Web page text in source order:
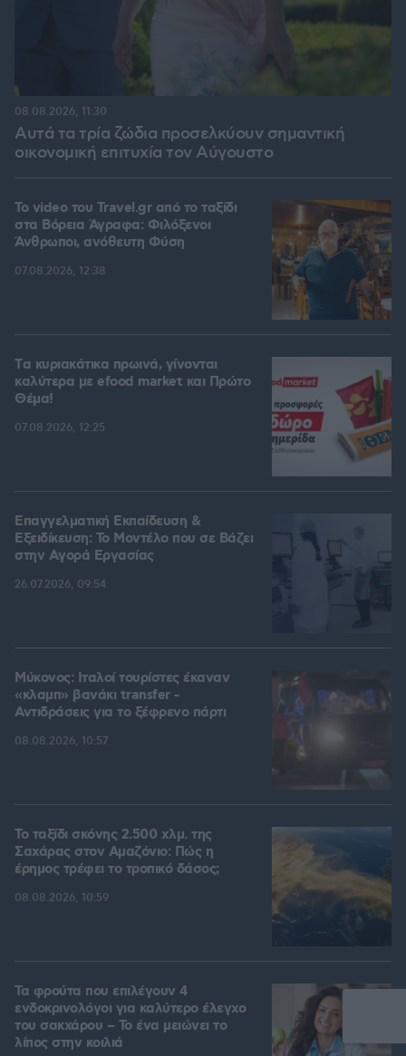
Αυτά τα τρία ζώδια προσελκύουν σημαντική
οικονομική επιτυχία τον Αύγουστο
08.08.2026, 11:30
To video του Travel.gr από το ταξίδι
στα Βόρεια Άγραφα: Φιλόξενοι
Άνθρωποι, ανόθευτη Φύση
07.08.2026, 12:38
Tα κυριακάτικα πρωινά, γίνονται
καλύτερα με efood market και Πρώτο
Θέμα!
07.08.2026, 12:25
Επαγγελματική Εκπαίδευση &
Εξειδίκευση: Το Mοντέλο που σε Bάζει
στην Aγορά Eργασίας
26.07.2026, 09:54
Μύκονος: Ιταλοί τουρίστες έκαναν
«κλαμπ» βανάκι transfer -
Αντιδράσεις για το ξέφρενο πάρτι
08.08.2026, 10:57
Το ταξίδι σκόνης 2.500 χλμ. της
Σαχάρας στον Αμαζόνιο: Πώς η
έρημος τρέφει το τροπικό δάσος;
08.08.2026, 10:59
Τα φρούτα που επιλέγουν 4
ενδοκρινολόγοι για καλύτερο έλεγχο
του σακχάρου – Το ένα μειώνει το
λίπος στην κοιλιά